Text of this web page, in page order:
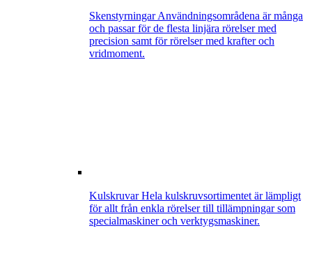
SkenstyrningarAnvändningsområdena är många
och passar för de flesta linjära rörelser med
precision samt för rörelser med krafter och
vridmoment.
KulskruvarHela kulskruvsortimentet är lämpligt
för allt från enkla rörelser till tillämpningar som
specialmaskiner och verktygsmaskiner.